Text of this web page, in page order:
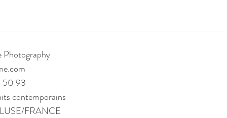
Photography
50 93
contemporains
FRANCE